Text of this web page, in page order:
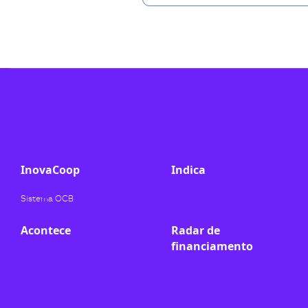
InovaCoop
Sistema OCB
Acontece
Indica
Radar de
financiamento